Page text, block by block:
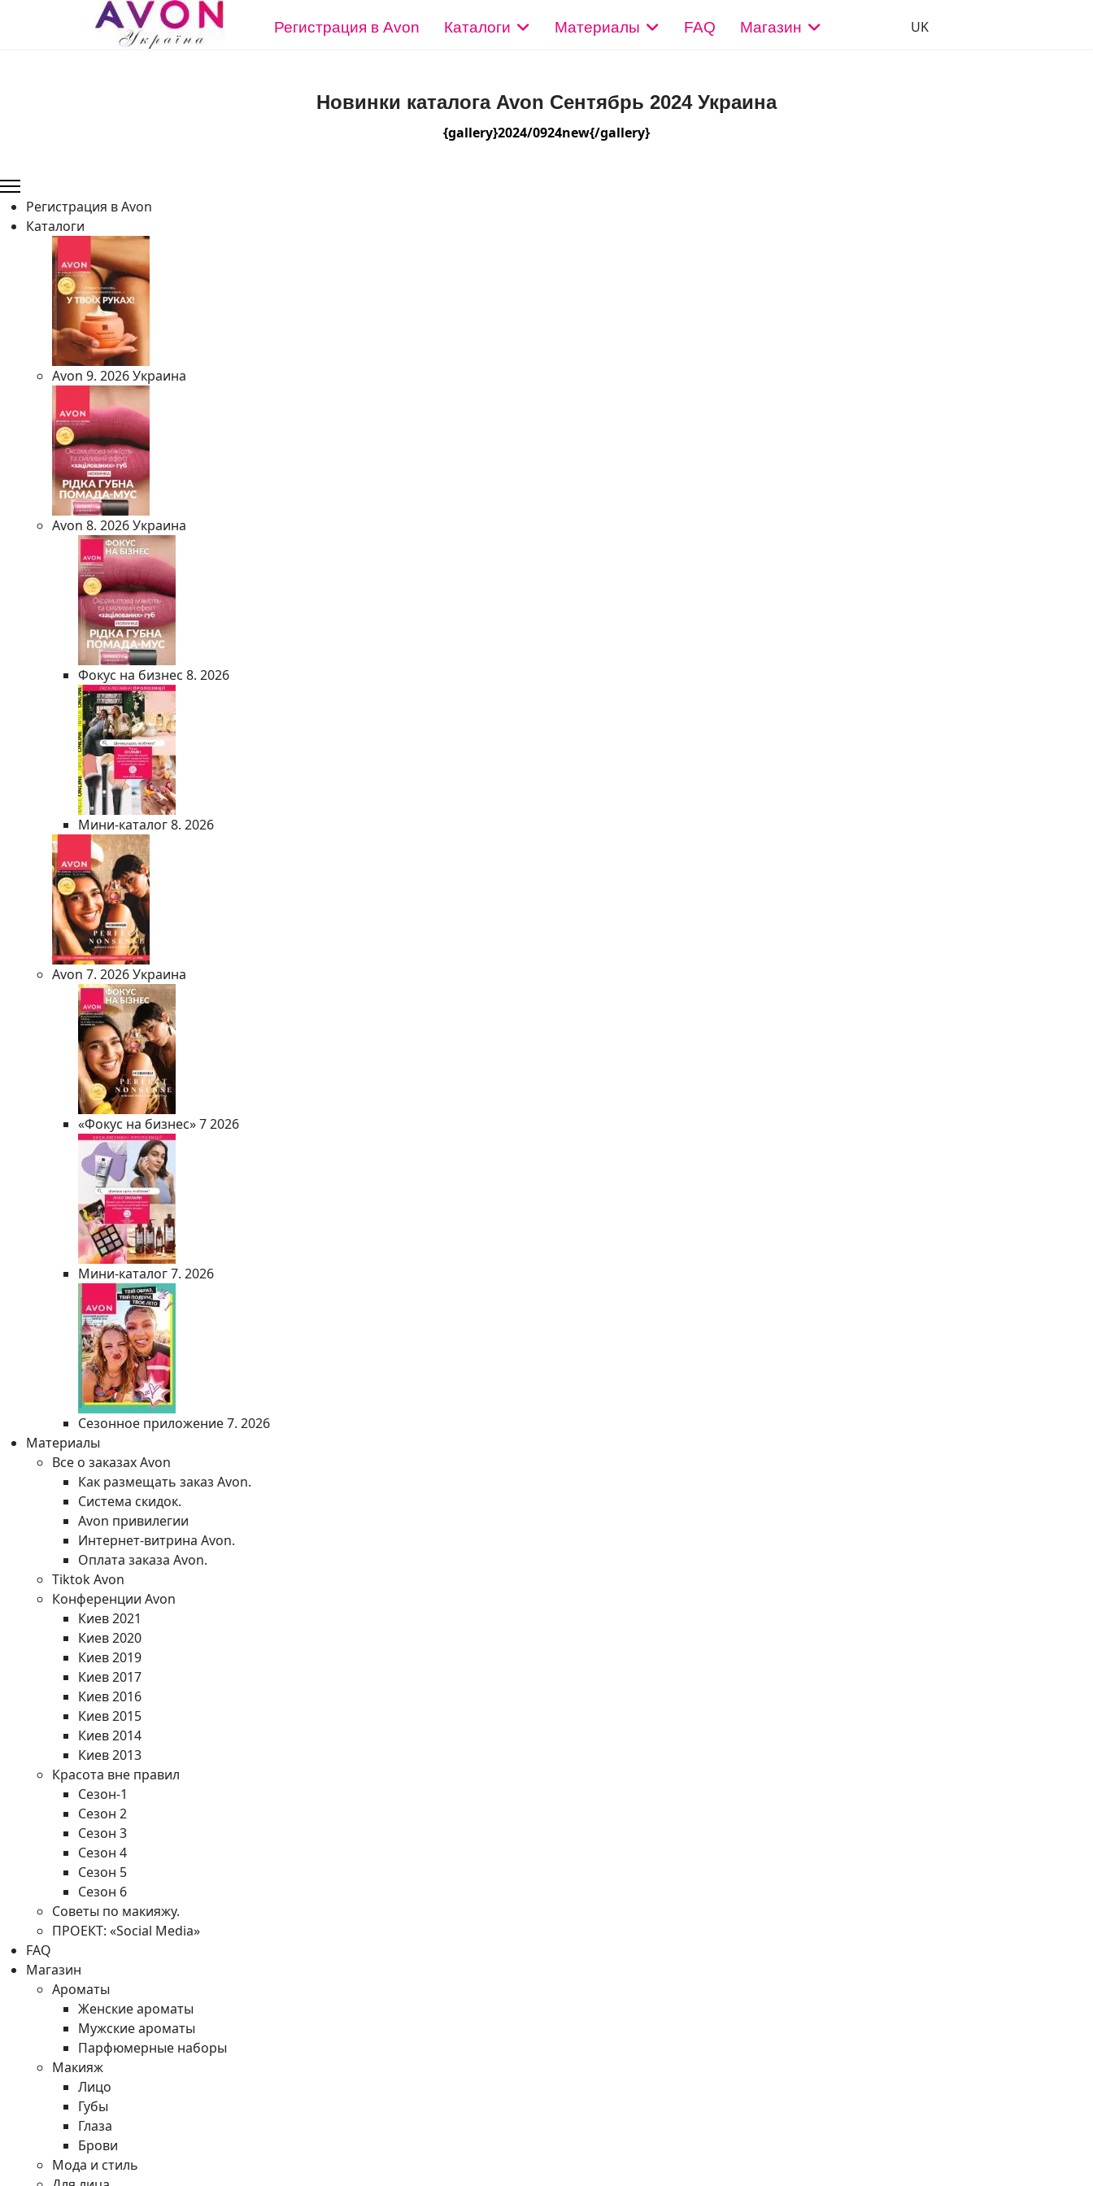
Регистрация в Avon Каталоги Материалы FAQ Магазин Выберите язык
UK
Новинки каталога Avon Сентябрь 2024 Украина
{gallery}2024/0924new{/gallery}
Регистрация в Avon
Каталоги
Avon 9. 2026 Украина
Avon 8. 2026 Украина
Фокус на бизнес 8. 2026
Мини-каталог 8. 2026
Avon 7. 2026 Украина
«Фокус на бизнес» 7 2026
Мини-каталог 7. 2026
Сезонное приложение 7. 2026
Материалы
Все о заказах Avon
Как размещать заказ Avon.
Система скидок.
Avon привилегии
Интернет-витрина Avon.
Оплата заказа Avon.
Tiktok Avon
Конференции Avon
Киев 2021
Киев 2020
Киев 2019
Киев 2017
Киев 2016
Киев 2015
Киев 2014
Киев 2013
Красота вне правил
Сезон-1
Сезон 2
Сезон 3
Сезон 4
Сезон 5
Сезон 6
Советы по макияжу.
ПРОЕКТ: «Social Media»
FAQ
Магазин
Ароматы
Женские ароматы
Мужские ароматы
Парфюмерные наборы
Макияж
Лицо
Губы
Глаза
Брови
Мода и стиль